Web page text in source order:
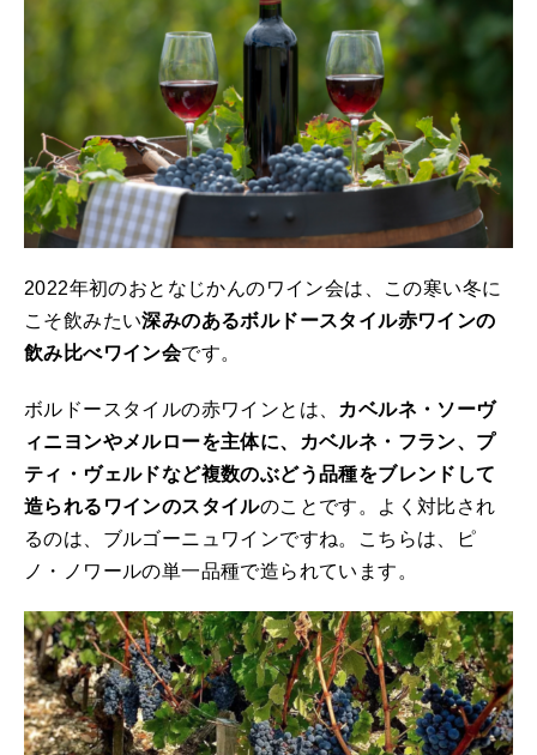
2022年初のおとなじかんのワイン会は、この寒い冬に
こそ飲みたい深みのあるボルドースタイル赤ワインの
飲み比べワイン会です。
ボルドースタイルの赤ワインとは、 カベルネ・ソーヴ
ィニヨンやメルローを主体に、カベルネ・フラン、プ
ティ・ヴェルドなど複数のぶどう品種をブレンドして
造られるワインのスタイルのことです。よく対比され
るのは、ブルゴーニュワインですね。こちらは、ピ
ノ・ノワールの単一品種で造られています。